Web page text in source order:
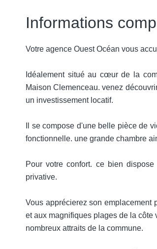
Informations
Votre agence Ouest Océan vous
Idéalement situé au cœur de la
Maison Clemenceau. venez
un investissement locatif.
Il se compose d'une belle pièce de
fonctionnelle. une grande chambre
Pour votre confort. ce bien
privative.
Vous apprécierez son emplacement
et aux magnifiques plages de la
nombreux attraits de la commune.